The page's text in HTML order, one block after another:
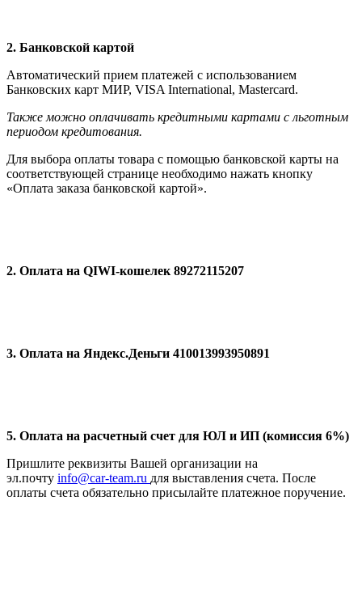
2. Банковской картой
Автоматический прием платежей с использованием
Банковских карт МИР, VISA International, Мastercard.
Также можно оплачивать кредитными картами с льготным
периодом кредитования.
Для выбора оплаты товара с помощью банковской карты на
соответствующей странице необходимо нажать кнопку
«Оплата заказа банковской картой».
2. Оплата на QIWI-кошелек 89272115207
3. Оплата на Яндекс.Деньги 410013993950891
5. Оплата на расчетный счет для ЮЛ и ИП (комиссия 6%)
Пришлите реквизиты Вашей организации на
эл.почту info@car-team.ru для выставления счета. После
оплаты счета обязательно присылайте платежное поручение.